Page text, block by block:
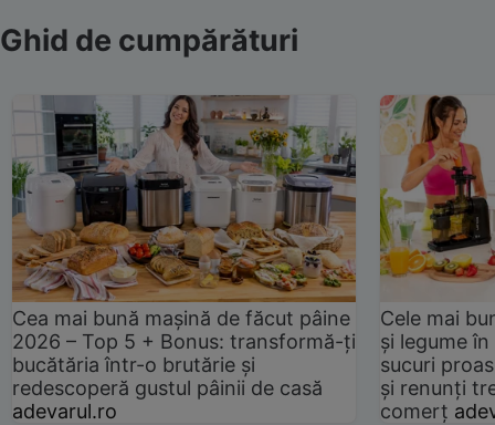
Ghid de cumpărături
Cea mai bună mașină de făcut pâine
2026 – Top 5 + Bonus: transformă-ți
bucătăria într-o brutărie și
redescoperă gustul pâinii de casă
adevarul.ro
Cele mai
și legume
sucuri
și renunți
comerț